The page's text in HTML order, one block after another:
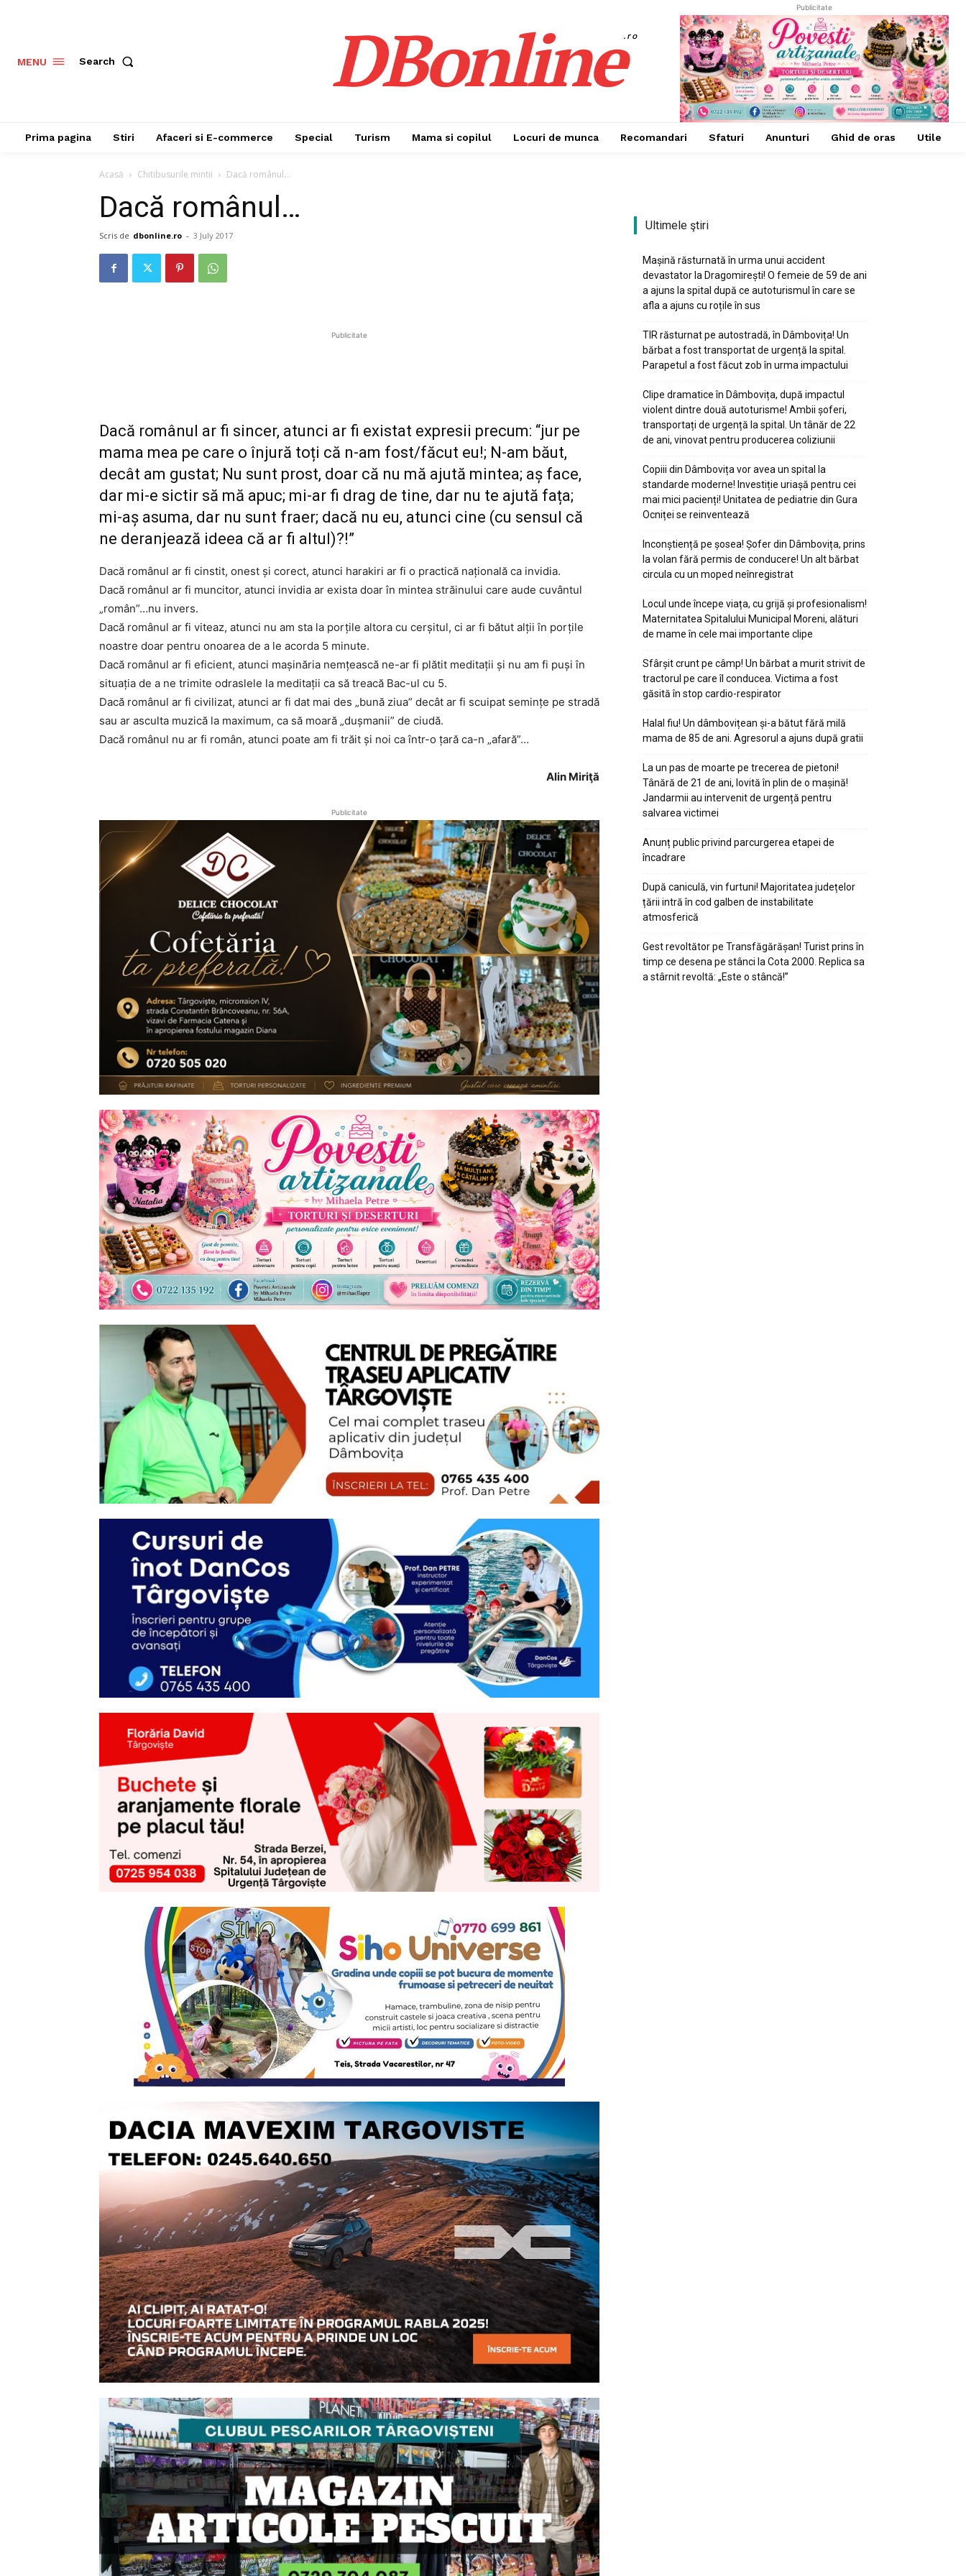
MENU Search DBonline.ro
Publicitate
Prima pagina Stiri Afaceri si E-commerce Special Turism Mama si copilul Locuri de munca Recomandari Sfaturi Anunturi Ghid de oras Utile
Acasă Chitibusurile mintii Dacă românul…
Dacă românul…
Scris de dbonline.ro - 3 July 2017
Publicitate
Dacă românul ar fi sincer, atunci ar fi existat expresii precum: “jur pe
mama mea pe care o înjură toți că n-am fost/făcut eu!; N-am băut,
decât am gustat; Nu sunt prost, doar că nu mă ajută mintea; aș face,
dar mi-e sictir să mă apuc; mi-ar fi drag de tine, dar nu te ajută fața;
mi-aș asuma, dar nu sunt fraer; dacă nu eu, atunci cine (cu sensul că
ne deranjează ideea că ar fi altul)?!”
Dacă românul ar fi cinstit, onest și corect, atunci harakiri ar fi o practică națională ca invidia.
Dacă românul ar fi muncitor, atunci invidia ar exista doar în mintea străinului care aude cuvântul
„român”…nu invers.
Dacă românul ar fi viteaz, atunci nu am sta la porțile altora cu cerșitul, ci ar fi bătut alții în porțile
noastre doar pentru onoarea de a le acorda 5 minute.
Dacă românul ar fi eficient, atunci mașinăria nemțească ne-ar fi plătit meditații și nu am fi puși în
situația de a ne trimite odraslele la meditații ca să treacă Bac-ul cu 5.
Dacă românul ar fi civilizat, atunci ar fi dat mai des „bună ziua” decât ar fi scuipat semințe pe stradă
sau ar asculta muzică la maximum, ca să moară „dușmanii” de ciudă.
Dacă românul nu ar fi român, atunci poate am fi trăit și noi ca într-o țară ca-n „afară”…
Alin Miriţă
Publicitate
Ultimele ştiri
Mașină răsturnată în urma unui accident
devastator la Dragomirești! O femeie de 59 de ani
a ajuns la spital după ce autoturismul în care se
afla a ajuns cu roțile în sus
TIR răsturnat pe autostradă, în Dâmbovița! Un
bărbat a fost transportat de urgență la spital.
Parapetul a fost făcut zob în urma impactului
Clipe dramatice în Dâmbovița, după impactul
violent dintre două autoturisme! Ambii șoferi,
transportați de urgență la spital. Un tânăr de 22
de ani, vinovat pentru producerea coliziunii
Copiii din Dâmbovița vor avea un spital la
standarde moderne! Investiție uriașă pentru cei
mai mici pacienți! Unitatea de pediatrie din Gura
Ocniței se reinventează
Inconștiență pe șosea! Șofer din Dâmbovița, prins
la volan fără permis de conducere! Un alt bărbat
circula cu un moped neînregistrat
Locul unde începe viața, cu grijă și profesionalism!
Maternitatea Spitalului Municipal Moreni, alături
de mame în cele mai importante clipe
Sfârșit crunt pe câmp! Un bărbat a murit strivit de
tractorul pe care îl conducea. Victima a fost
găsită în stop cardio-respirator
Halal fiu! Un dâmbovițean și-a bătut fără milă
mama de 85 de ani. Agresorul a ajuns după gratii
La un pas de moarte pe trecerea de pietoni!
Tânără de 21 de ani, lovită în plin de o mașină!
Jandarmii au intervenit de urgență pentru
salvarea victimei
Anunț public privind parcurgerea etapei de
încadrare
După caniculă, vin furtuni! Majoritatea județelor
țării intră în cod galben de instabilitate
atmosferică
Gest revoltător pe Transfăgărășan! Turist prins în
timp ce desena pe stânci la Cota 2000. Replica sa
a stârnit revoltă: „Este o stâncă!”